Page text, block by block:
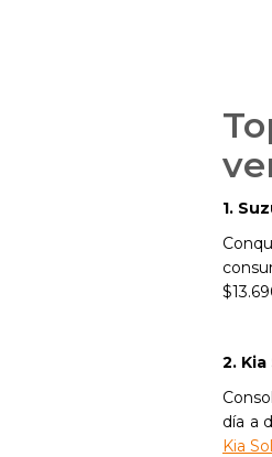
1.
2.
día a
Kia